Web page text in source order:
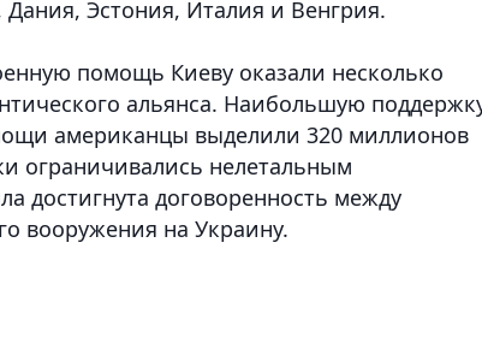
Эстония, Италия и Венгрия.
помощь Киеву оказали несколько
альянса. Наибольшую
американцы выделили 320 миллионов
ограничивались нелетальным
достигнута договоренность между
вооружения на Украину.